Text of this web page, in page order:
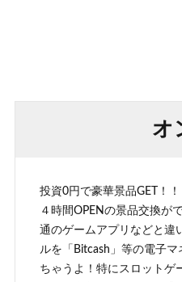
オ
投資0円で豪華景品GET！
４時間OPENの景品交換が
通のゲームアプリなどと違
ルを「Bitcash」等の電子
ちゃうよ！特にスロットゲ